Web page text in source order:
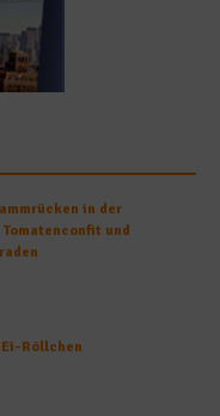
in der
und
Röllchen